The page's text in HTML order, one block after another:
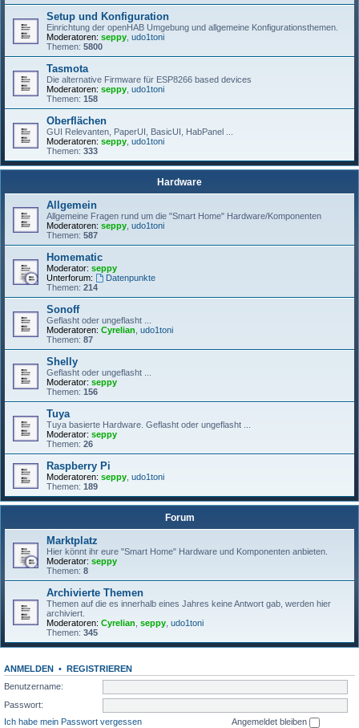
Setup und Konfiguration
Einrichtung der openHAB Umgebung und allgemeine Konfigurationsthemen.
Moderatoren: seppy udo1toni
Themen: 5800
Tasmota
Die alternative Firmware für ESP8266 based devices
Moderatoren: seppy udo1toni
Themen: 158
Oberflächen
GUI Relevanten, PaperUI, BasicUI, HabPanel ...
Moderatoren: seppy udo1toni
Themen: 333
Hardware
Allgemein
Allgemeine Fragen rund um die "Smart Home" Hardware/Komponenten
Moderatoren: seppy udo1toni
Themen: 587
Homematic
Moderator: seppy
Unterforum:
Datenpunkte
Themen: 214
Sonoff
Geflasht oder ungeflasht ...
Moderatoren: Cyrelian udo1toni
Themen: 87
Shelly
Geflasht oder ungeflasht ...
Moderator: seppy
Themen: 156
Tuya
Tuya basierte Hardware. Geflasht oder ungeflasht ...
Moderator: seppy
Themen: 26
Raspberry Pi
Moderatoren: seppy udo1toni
Themen: 189
Forum
Marktplatz
Hier könnt ihr eure "Smart Home" Hardware und Komponenten anbieten.
Moderator: seppy
Themen: 8
Archivierte Themen
Themen auf die es innerhalb eines Jahres keine Antwort gab, werden hier
archiviert.
Moderatoren: Cyrelian seppy udo1toni
Themen: 345
ANMELDEN • REGISTRIEREN
Benutzername:
Passwort:
Ich habe mein Passwort vergessen
Angemeldet bleiben